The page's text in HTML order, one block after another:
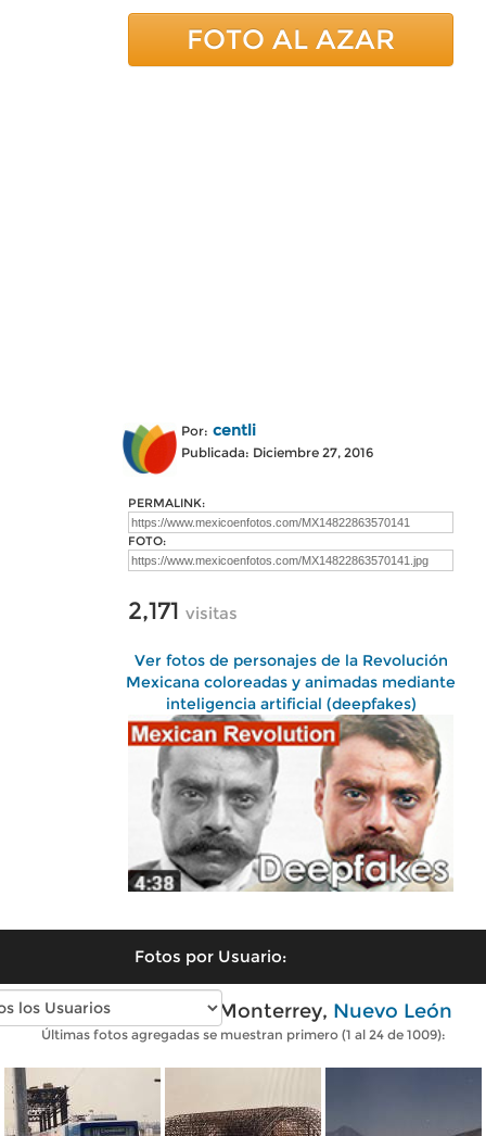
FOTO AL AZAR
Por: centli
Publicada: Diciembre 27, 2016
PERMALINK:
FOTO:
2,171 visitas
Ver fotos de personajes de la Revolución
Mexicana coloreadas y animadas mediante
inteligencia artificial (deepfakes)
Fotos por Usuario:
Fotos antiguas de Monterrey, Nuevo León
Últimas fotos agregadas se muestran primero (1 al 24 de 1009):